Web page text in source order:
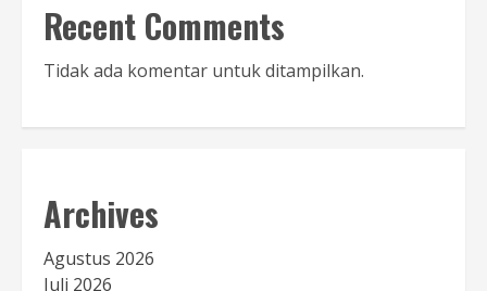
Recent Comments
Tidak ada komentar untuk ditampilkan.
Archives
Agustus 2026
Juli 2026